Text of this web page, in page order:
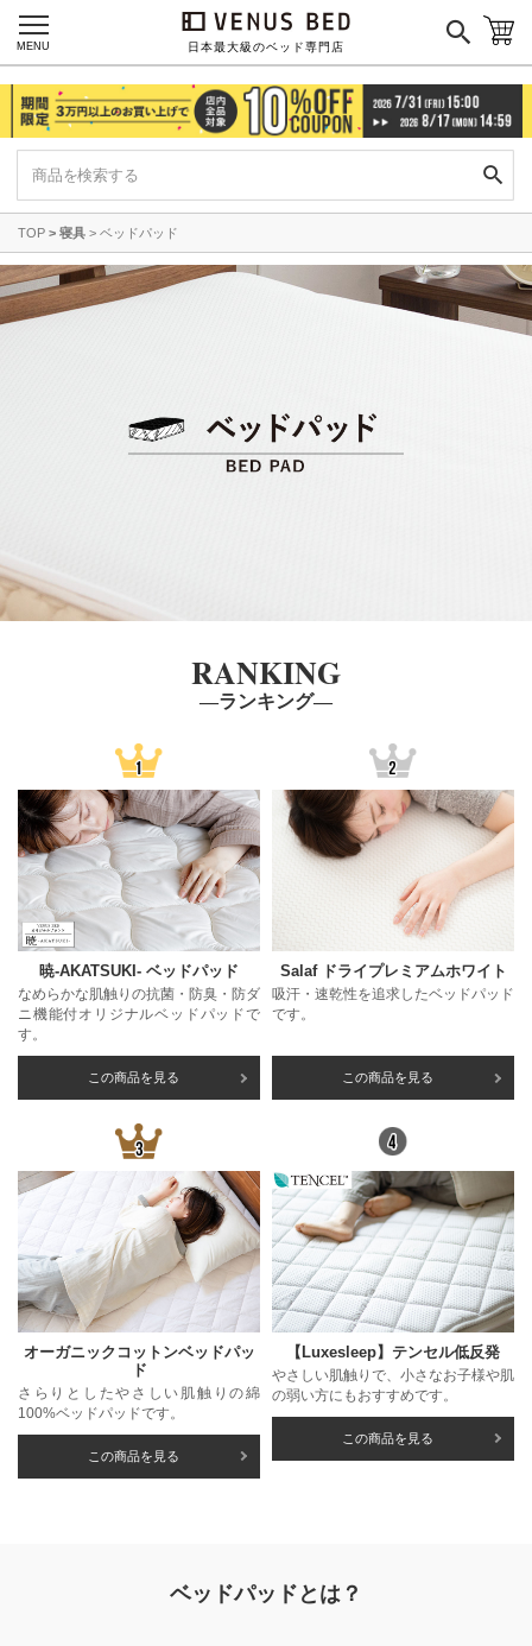
日本最大級のベッド専門店
MENU
TOP 寝具 ベッドパッド
RANKING
―ランキング―
暁-AKATSUKI- ベッドパッド
なめらかな肌触りの抗菌・防臭・防ダ
ニ機能付オリジナルベッドパッドで
す。
この商品を見る
Salaf ドライプレミアムホワイト
吸汗・速乾性を追求したベッドパッド
です。
この商品を見る
オーガニックコットンベッドパッ
ド
さらりとしたやさしい肌触りの綿
100%ベッドパッドです。
この商品を見る
【Luxesleep】テンセル低反発
やさしい肌触りで、小さなお子様や肌
の弱い方にもおすすめです。
この商品を見る
ベッドパッドとは？